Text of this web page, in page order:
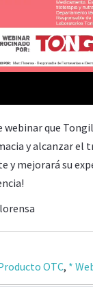
webinar que
y alcanzar el
y mejorará su
OTC, *